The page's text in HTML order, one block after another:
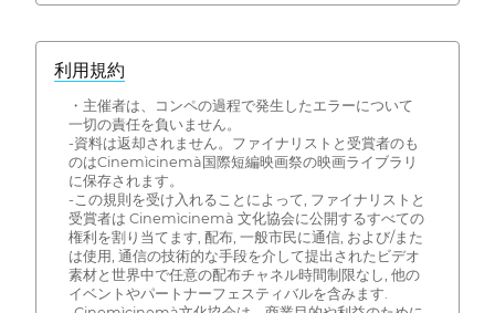
利用規約
・主催者は、コンペの過程で発生したエラーについて
一切の責任を負いません。
-資料は返却されません。ファイナリストと受賞者のも
のはCinemìcinemà国際短編映画祭の映画ライブラリ
に保存されます。
-この規則を受け入れることによって, ファイナリストと
受賞者は Cinemìcinemà 文化協会に公開するすべての
権利を割り当てます, 配布, 一般市民に通信, および/また
は使用, 通信の技術的な手段を介して提出されたビデオ
素材と世界中で任意の配布チャネル時間制限なし, 他の
イベントやパートナーフェスティバルを含みます.